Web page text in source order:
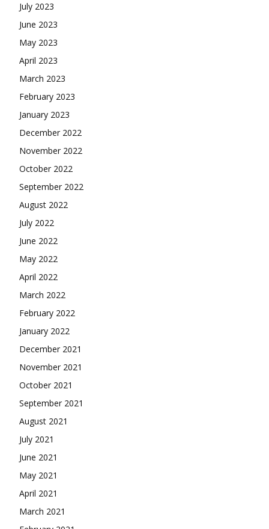
July 2023
June 2023
May 2023
April 2023
March 2023
February 2023
January 2023
December 2022
November 2022
October 2022
September 2022
August 2022
July 2022
June 2022
May 2022
April 2022
March 2022
February 2022
January 2022
December 2021
November 2021
October 2021
September 2021
August 2021
July 2021
June 2021
May 2021
April 2021
March 2021